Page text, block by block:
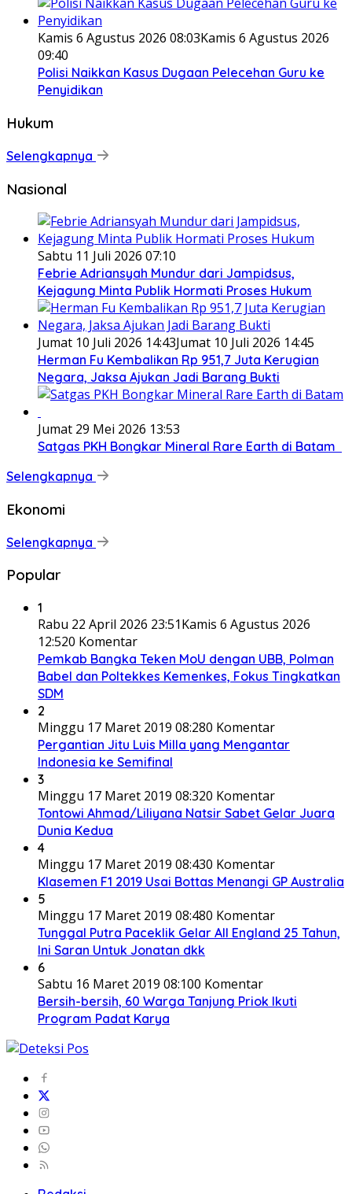
Kamis 6 Agustus 2026 08:03Kamis 6 Agustus 2026
09:40
Polisi Naikkan Kasus Dugaan Pelecehan Guru ke
Penyidikan
Hukum
Selengkapnya
Nasional
Sabtu 11 Juli 2026 07:10
Febrie Adriansyah Mundur dari Jampidsus,
Kejagung Minta Publik Hormati Proses Hukum
Jumat 10 Juli 2026 14:43Jumat 10 Juli 2026 14:45
Herman Fu Kembalikan Rp 951,7 Juta Kerugian
Negara, Jaksa Ajukan Jadi Barang Bukti
Jumat 29 Mei 2026 13:53
Satgas PKH Bongkar Mineral Rare Earth di Batam
Selengkapnya
Ekonomi
Selengkapnya
Popular
1
Rabu 22 April 2026 23:51Kamis 6 Agustus 2026
12:520 Komentar
Pemkab Bangka Teken MoU dengan UBB, Polman
Babel dan Poltekkes Kemenkes, Fokus Tingkatkan
SDM
2
Minggu 17 Maret 2019 08:280 Komentar
Pergantian Jitu Luis Milla yang Mengantar
Indonesia ke Semifinal
3
Minggu 17 Maret 2019 08:320 Komentar
Tontowi Ahmad/Liliyana Natsir Sabet Gelar Juara
Dunia Kedua
4
Minggu 17 Maret 2019 08:430 Komentar
Klasemen F1 2019 Usai Bottas Menangi GP Australia
5
Minggu 17 Maret 2019 08:480 Komentar
Tunggal Putra Paceklik Gelar All England 25 Tahun,
Ini Saran Untuk Jonatan dkk
6
Sabtu 16 Maret 2019 08:100 Komentar
Bersih-bersih, 60 Warga Tanjung Priok Ikuti
Program Padat Karya